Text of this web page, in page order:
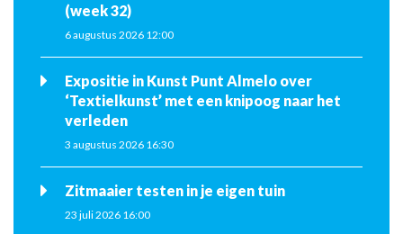
(week 32)
6 augustus 2026 12:00
Expositie in Kunst Punt Almelo over
‘Textielkunst’ met een knipoog naar het
verleden
3 augustus 2026 16:30
Zitmaaier testen in je eigen tuin
23 juli 2026 16:00